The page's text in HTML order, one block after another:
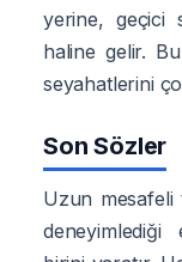
yerine, geçici
haline gelir.
seyahatlerini
Son Sözler
Uzun
deneyimlediği